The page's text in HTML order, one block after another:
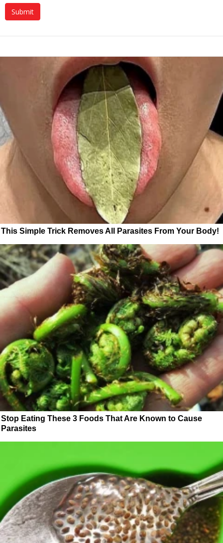
This Simple Trick Removes All Parasites From Your Body!
Stop Eating These 3 Foods That Are Known to Cause
Parasites